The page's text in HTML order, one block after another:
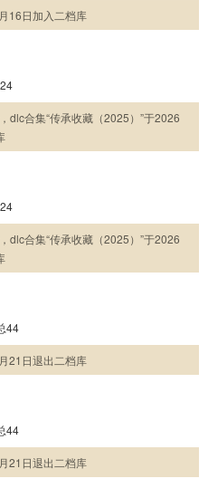
16日加入二档库
dlc合集“传承收藏（2025）”于2026
dlc合集“传承收藏（2025）”于2026
44
21日退出二档库
44
21日退出二档库